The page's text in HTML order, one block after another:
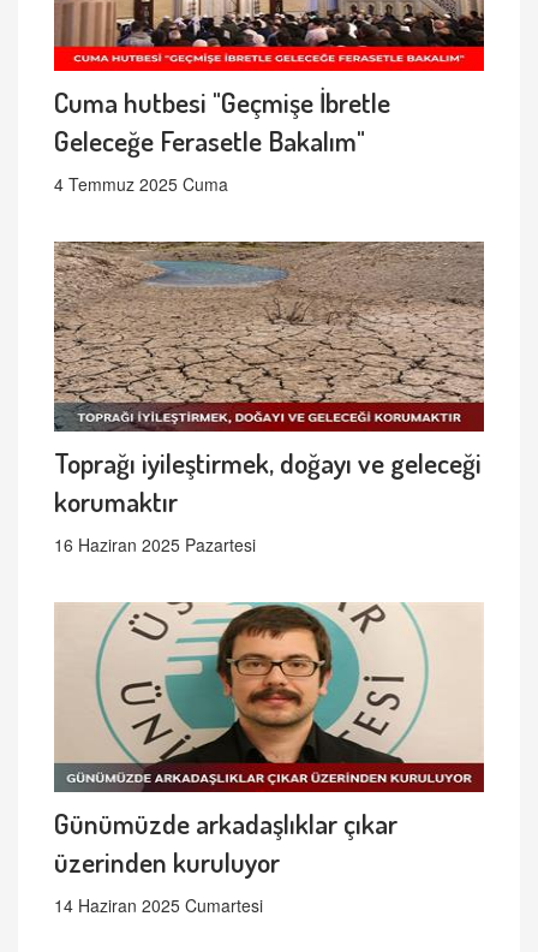
Cuma hutbesi "Geçmişe İbretle
Geleceğe Ferasetle Bakalım"
4 Temmuz 2025 Cuma
Toprağı iyileştirmek, doğayı ve geleceği
korumaktır
16 Haziran 2025 Pazartesi
Günümüzde arkadaşlıklar çıkar
üzerinden kuruluyor
14 Haziran 2025 Cumartesi